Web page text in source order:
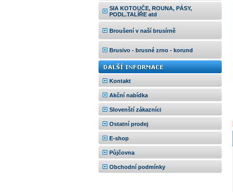
SIA KOTOUČE, ROUNA, PÁSY,
PODL.TALÍŘE atd
Broušení v naší brusírně
Brusivo - brusné zrno - korund
Kontakt
Akční nabídka
Slovenští zákazníci
Ostatní prodej
E-shop
Půjčovna
Obchodní podmínky